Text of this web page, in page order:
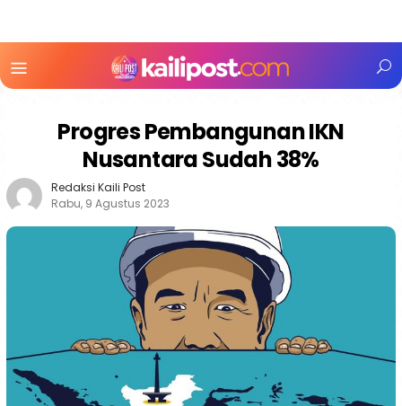
Mobile
Progres Pembangunan IKN
Nusantara Sudah 38%
Redaksi Kaili Post
Rabu, 9 Agustus 2023